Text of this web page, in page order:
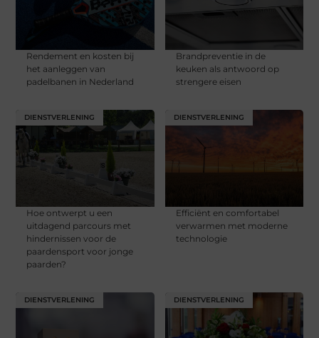
Rendement en kosten bij
het aanleggen van
padelbanen in Nederland
Brandpreventie in de
keuken als antwoord op
strengere eisen
DIENSTVERLENING
Hoe ontwerpt u een
uitdagend parcours met
hindernissen voor de
paardensport voor jonge
paarden?
DIENSTVERLENING
Efficiënt en comfortabel
verwarmen met moderne
technologie
DIENSTVERLENING DIENSTVERLENING